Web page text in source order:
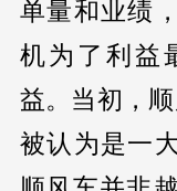
单量和业绩
机为了利益
益。当初，顺
被认为是一